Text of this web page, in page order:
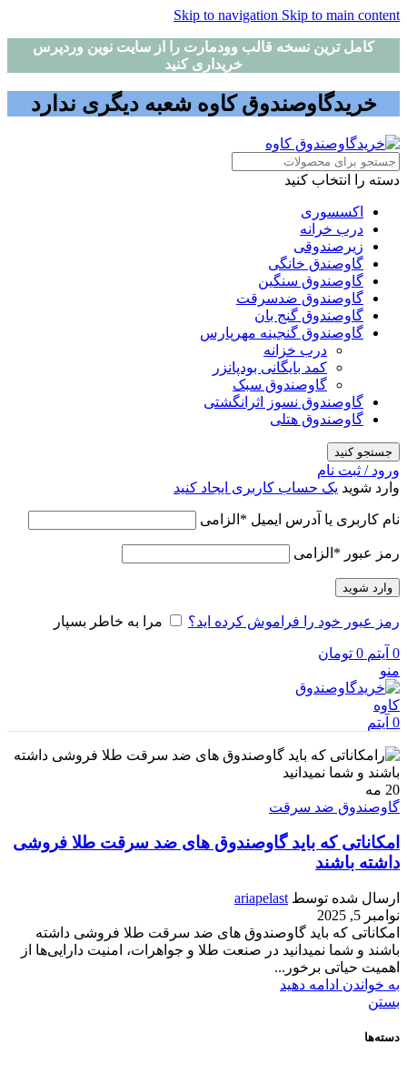
Skip to navigation Skip to main content
کامل ترین نسخه قالب وودمارت را از سایت نوین وردپرس
خریداری کنید
خریدگاوصندوق کاوه شعبه دیگری ندارد
دسته را انتخاب کنید
اکسسوری
درب خرانه
زیرصندوقی
گاوصندق خانگی
گاوصندوق سنگین
گاوصندوق ضدسرقت
گاوصندوق گنج بان
گاوصندوق گنجینه مهرپارس
درب خزانه
کمد بایگانی بودپانزر
گاوصندوق سبک
گاوصندوق نسوز اثرانگشتی
گاوصندوق هتلی
جستجو کنید
ورود / ثبت نام
وارد شوید یک حساب کاربری ایجاد کنید
نام کاربری یا آدرس ایمیل * الزامی
رمز عبور * الزامی
وارد شوید
رمز عبور خود را فراموش کرده اید؟ مرا به خاطر بسپار
0 آیتم 0 تومان
منو
0 آیتم
20 مه
گاوصندوق ضد سرقت
امکاناتی که باید گاوصندوق های ضد سرقت طلا فروشی
داشته باشند
ارسال شده توسط ariapelast
نوامبر 5, 2025
امکاناتی که باید گاوصندوق های ضد سرقت طلا فروشی داشته
باشند و شما نمیدانید در صنعت طلا و جواهرات، امنیت دارایی‌ها از
اهمیت حیاتی برخور...
به خواندن ادامه دهید
بستن
دسته‌ها